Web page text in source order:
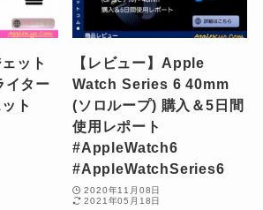
ット
ター
ト
【レビュー】Apple
Watch Series 6 40mm
(ソロループ) 購入＆5日間
使用レポート
#AppleWatch6
#AppleWatchSeries6
2020年11月08日
2021年05月18日